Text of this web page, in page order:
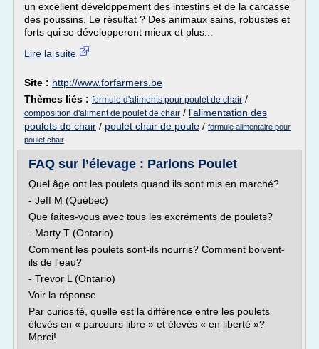
un excellent développement des intestins et de la carcasse
des poussins. Le résultat ? Des animaux sains, robustes et
forts qui se développeront mieux et plus...
Lire la suite
Site : http://www.forfarmers.be
Thèmes liés : formule d'aliments pour poulet de chair /
composition d'aliment de poulet de chair / l'alimentation des
poulets de chair / poulet chair de poule / formule alimentaire pour
poulet chair
FAQ sur l’élevage : Parlons Poulet
Quel âge ont les poulets quand ils sont mis en marché?
- Jeff M (Québec)
Que faites-vous avec tous les excréments de poulets?
- Marty T (Ontario)
Comment les poulets sont-ils nourris? Comment boivent-
ils de l'eau?
- Trevor L (Ontario)
Voir la réponse
Par curiosité, quelle est la différence entre les poulets
élevés en « parcours libre » et élevés « en liberté »?
Merci!